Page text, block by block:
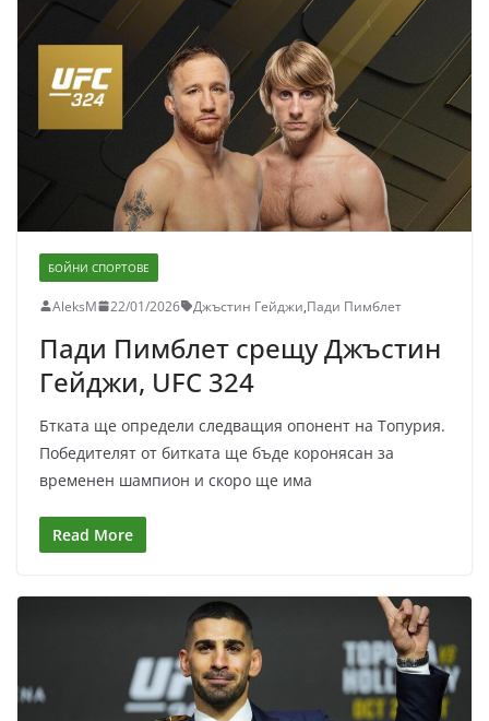
БОЙНИ СПОРТОВЕ
AleksM 22/01/2026 Джъстин Гейджи,Пади Пимблет
Пади Пимблет срещу Джъстин
Гейджи, UFC 324
Бтката ще определи следващия опонент на Топурия.
Победителят от битката ще бъде коронясан за
временен шампион и скоро ще има
Read More